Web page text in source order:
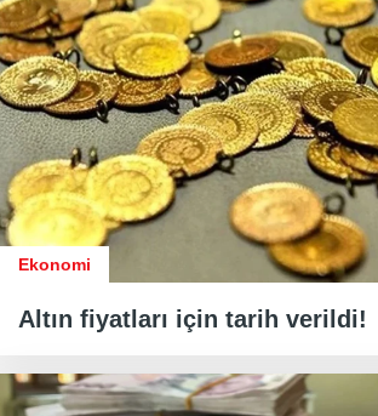
Ekonomi
Altın fiyatları için tarih verildi!